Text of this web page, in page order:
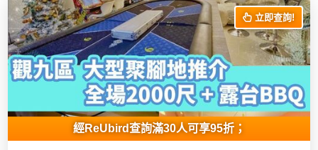
作
坊
戶
外
樂
遊
立即查詢!
經ReUbird查詢滿30人可享95折；